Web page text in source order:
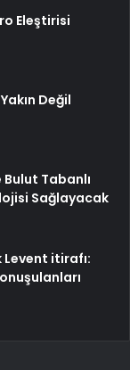
Eleştirisi
Değil
Tabanlı
Sağlayacak
Levent itirafı: